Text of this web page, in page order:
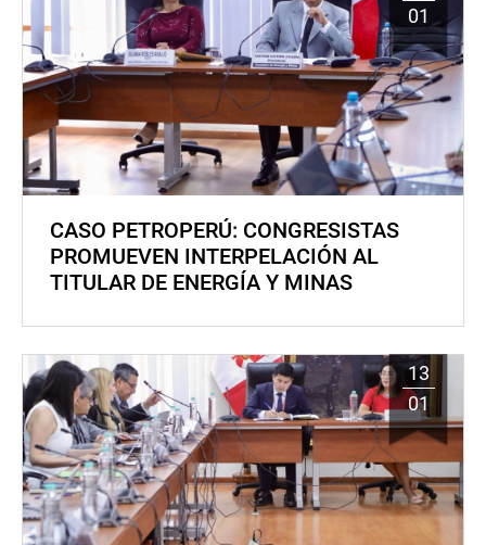
01
CASO PETROPERÚ: CONGRESISTAS
PROMUEVEN INTERPELACIÓN AL
TITULAR DE ENERGÍA Y MINAS
13
01